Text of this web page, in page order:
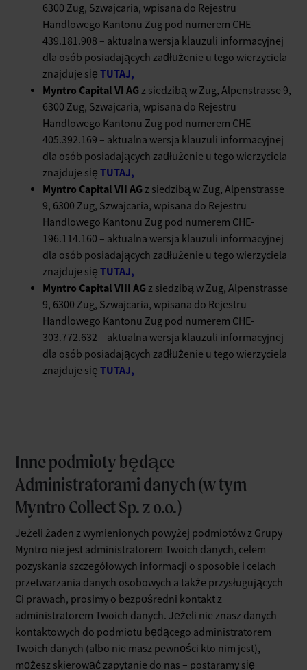
6300 Zug, Szwajcaria, wpisana do Rejestru
Handlowego Kantonu Zug pod numerem CHE-
439.181.908 – aktualna wersja klauzuli informacyjnej
dla osób posiadających zadłużenie u tego wierzyciela
znajduje sięTUTAJ,
Myntro Capital VI AG z siedzibą w Zug, Alpenstrasse 9,
6300 Zug, Szwajcaria, wpisana do Rejestru
Handlowego Kantonu Zug pod numerem CHE-
405.392.169 – aktualna wersja klauzuli informacyjnej
dla osób posiadających zadłużenie u tego wierzyciela
znajduje sięTUTAJ,
Myntro Capital VII AG z siedzibą w Zug, Alpenstrasse
9, 6300 Zug, Szwajcaria, wpisana do Rejestru
Handlowego Kantonu Zug pod numerem CHE-
196.114.160 – aktualna wersja klauzuli informacyjnej
dla osób posiadających zadłużenie u tego wierzyciela
znajduje sięTUTAJ,
Myntro Capital VIII AG z siedzibą w Zug, Alpenstrasse
9, 6300 Zug, Szwajcaria, wpisana do Rejestru
Handlowego Kantonu Zug pod numerem CHE-
303.772.632 – aktualna wersja klauzuli informacyjnej
dla osób posiadających zadłużenie u tego wierzyciela
znajduje sięTUTAJ,
Inne podmioty będące
Administratorami danych (w tym
Myntro Collect Sp. z o.o.)
Jeżeli żaden z wymienionych powyżej podmiotów z Grupy
Myntro nie jest administratorem Twoich danych, celem
pozyskania szczegółowych informacji o sposobie i celach
przetwarzania danych osobowych a także przysługujących
Ci prawach, prosimy o bezpośredni kontakt z
administratorem Twoich danych. Jeżeli nie znasz danych
kontaktowych do podmiotu będącego administratorem
Twoich danych (albo nie masz pewności kto nim jest),
możesz skierować zapytanie do nas – postaramy się